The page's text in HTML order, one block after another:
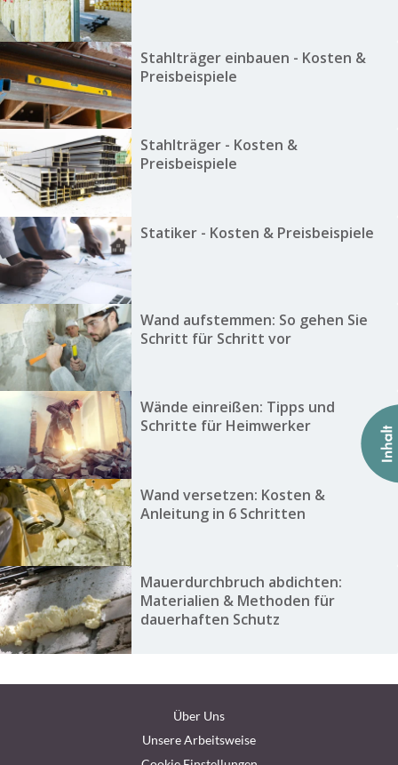
Stahlträger einbauen - Kosten &
Preisbeispiele
Stahlträger - Kosten &
Preisbeispiele
Statiker - Kosten & Preisbeispiele
Wand aufstemmen: So gehen Sie
Schritt für Schritt vor
Wände einreißen: Tipps und
Schritte für Heimwerker
Wand versetzen: Kosten &
Anleitung in 6 Schritten
Mauerdurchbruch abdichten:
Materialien & Methoden für
dauerhaften Schutz
Über Uns
Unsere Arbeitsweise